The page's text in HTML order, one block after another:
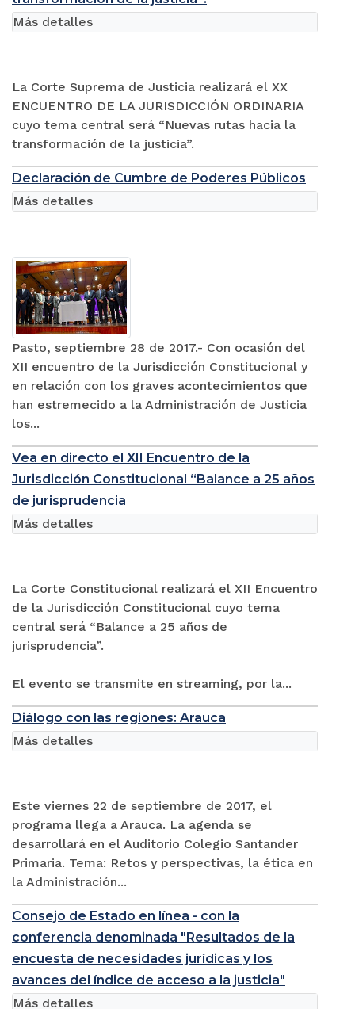
La Corte Suprema de Justicia realizará el XX
ENCUENTRO DE LA JURISDICCIÓN ORDINARIA
cuyo tema central será “Nuevas rutas hacia la
transformación de la justicia”.
Más detalles
Declaración de Cumbre de Poderes Públicos
Pasto, septiembre 28 de 2017.- Con ocasión del
XII encuentro de la Jurisdicción Constitucional y
en relación con los graves acontecimientos que
han estremecido a la Administración de Justicia
los...
Más detalles
Vea en directo el XII Encuentro de la
Jurisdicción Constitucional “Balance a 25 años
de jurisprudencia
La Corte Constitucional realizará el XII Encuentro
de la Jurisdicción Constitucional cuyo tema
central será “Balance a 25 años de
jurisprudencia”.
El evento se transmite en streaming, por la...
Más detalles
Diálogo con las regiones: Arauca
Este viernes 22 de septiembre de 2017, el
programa llega a Arauca. La agenda se
desarrollará en el Auditorio Colegio Santander
Primaria. Tema: Retos y perspectivas, la ética en
la Administración...
Más detalles
Consejo de Estado en línea - con la
conferencia denominada "Resultados de la
encuesta de necesidades jurídicas y los
avances del índice de acceso a la justicia"
Más detalles